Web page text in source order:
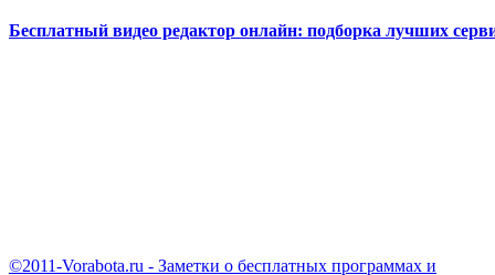
Бесплатный видео редактор онлайн: подборка лучших
©2011-Vorabota.ru - Заметки о бесплатных программах и